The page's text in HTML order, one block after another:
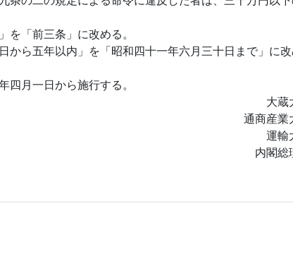
を「前三条」に改める。
から五年以内」を「昭和四十一年六月三十日まで」に改
四月一日から施行する。
大
通商産
運
内閣